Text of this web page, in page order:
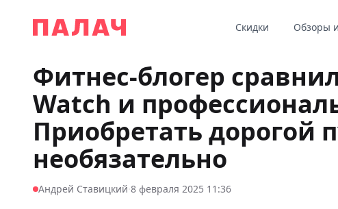
Палач
Скидки Обзоры
Фитнес-блогер
Watch и
Приобретать дорогой
необязательно
Андрей Ставицкий·8 февраля 2025 11:36